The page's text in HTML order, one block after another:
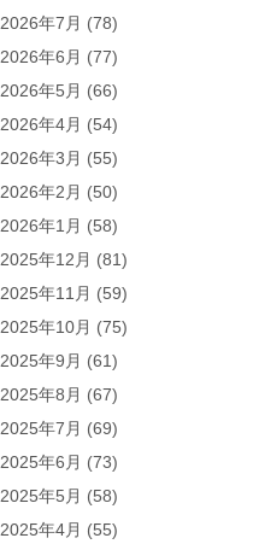
2026年7月 (78)
2026年6月 (77)
2026年5月 (66)
2026年4月 (54)
2026年3月 (55)
2026年2月 (50)
2026年1月 (58)
2025年12月 (81)
2025年11月 (59)
2025年10月 (75)
2025年9月 (61)
2025年8月 (67)
2025年7月 (69)
2025年6月 (73)
2025年5月 (58)
2025年4月 (55)